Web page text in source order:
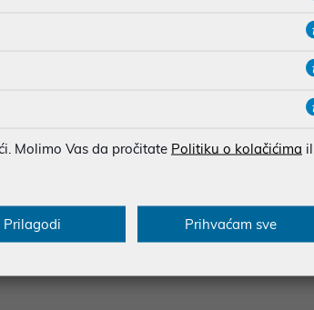
2x2 MU-MIMO radios. • The U7-LR
Molimo Vas da pročitate Politiku o kolačićima
Prilagodi Prihvaćam sve